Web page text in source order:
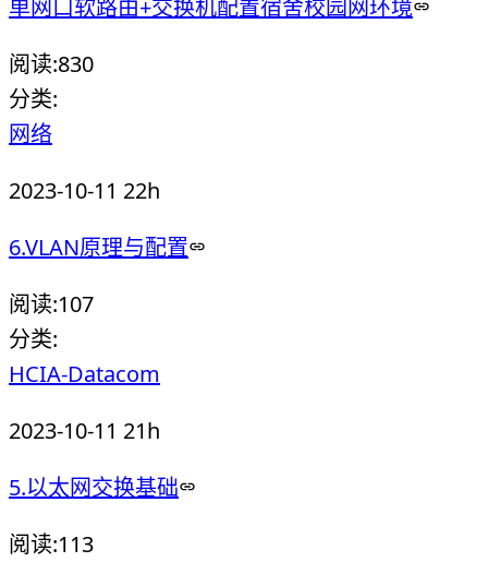
单网口软路由+交换机配置宿舍校园网环境
阅读:830
分类:
网络
2023-10-11 22h
6.VLAN原理与配置
阅读:107
分类:
HCIA-Datacom
2023-10-11 21h
5.以太网交换基础
阅读:113